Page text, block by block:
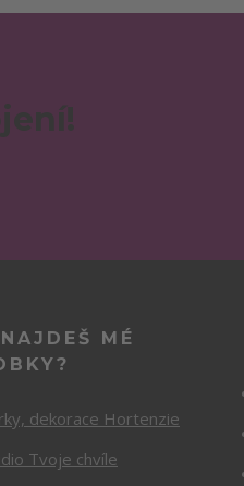
MÉ
dekorace Hortenzie
Tvoje chvíle